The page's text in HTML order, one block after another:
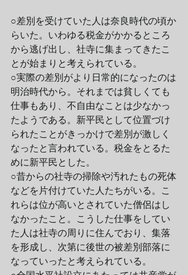
○差別を受けていた人は奈良時代の頃か
らいた。いわゆる税金がかかるところ
から逃げ出し、社寺に集まってきたこ
とが始まりと考えられている。
○実際の差別がより日常的になったのは
明治時代から。それまでは貧しくても
仕事もあり、不自由なことは少なかっ
たようである。新平民として位置づけ
られたことがきっかけで差別が激しく
なったと言われている。税金をとるた
めに新平民とした。
○昔からの社寺の掃除や汚れたもの死体
などを片付けていた人たちがいる。こ
れらは位が高いとされていた僧侶はし
なかったこと。こうした仕事をしてい
た人は社寺の周りに住んでおり、集落
を形成し、次第に後世の被差別部落に
なっていったと考えられている。